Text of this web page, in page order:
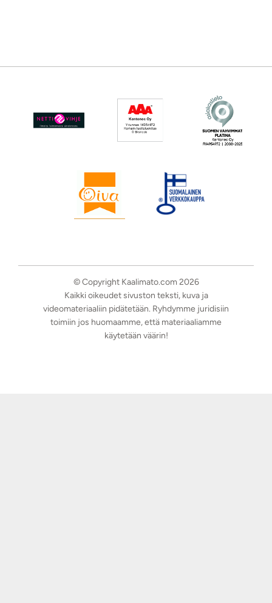
© Copyright Kaalimato.com 2026
Kaikki oikeudet sivuston teksti, kuva ja
videomateriaaliin pidätetään. Ryhdymme juridisiin
toimiin jos huomaamme, että materiaaliamme
käytetään väärin!